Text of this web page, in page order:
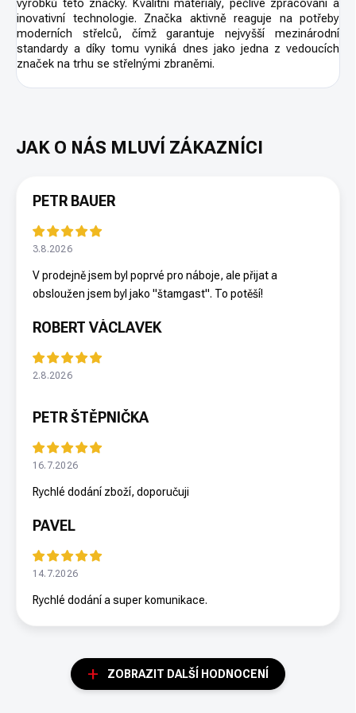
výrobků této značky. Kvalitní materiály, pečlivé zpracování a
inovativní technologie. Značka aktivně reaguje na potřeby
moderních střelců, čímž garantuje nejvyšší mezinárodní
standardy a díky tomu vyniká dnes jako jedna z vedoucích
značek na trhu se střelnými zbraněmi.
PETR BAUER
3.8.2026
V prodejně jsem byl poprvé pro náboje, ale přijat a
obsloužen jsem byl jako "štamgast". To potěší!
ROBERT VÁCLAVEK
2.8.2026
PETR ŠTĚPNIČKA
16.7.2026
Rychlé dodání zboží, doporučuji
PAVEL
14.7.2026
Rychlé dodání a super komunikace.
ZOBRAZIT DALŠÍ HODNOCENÍ